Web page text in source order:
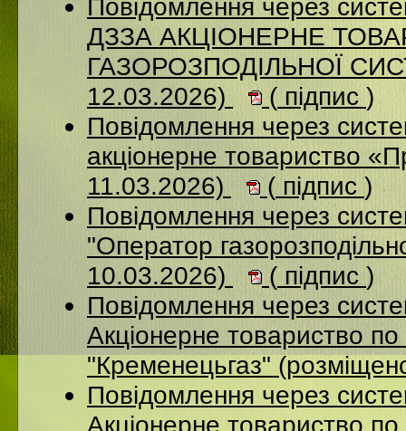
Повідомлення через
ДЗЗА АКЦІОНЕРНЕ
ГАЗОРОЗПОДІЛЬНОЇ
12.03.2026)
( підпис )
Повідомлення через
акціонерне товариство
11.03.2026)
( підпис )
Повідомлення через
"Оператор
10.03.2026)
( підпис)
Повідомлення через
Акціонерне товариство по
"Кременецьгаз"
Повідомлення через
Акціонерне товариство по